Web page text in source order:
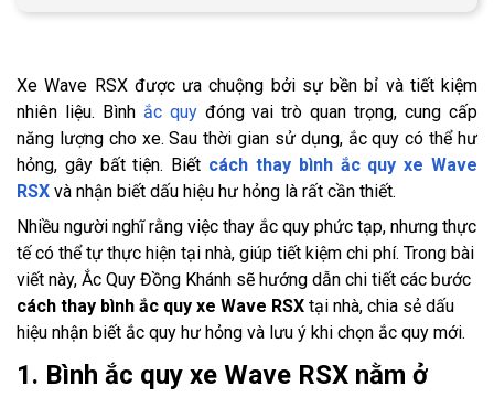
Xe Wave RSX được ưa chuộng bởi sự bền bỉ và tiết kiệm
nhiên liệu. Bình ắc quyđóng vai trò quan trọng, cung cấp
năng lượng cho xe. Sau thời gian sử dụng, ắc quy có thể hư
hỏng, gây bất tiện. Biết cách thay bình ắc quy xe Wave
RSX và nhận biết dấu hiệu hư hỏng là rất cần thiết.
Nhiều người nghĩ rằng việc thay ắc quy phức tạp, nhưng thực
tế có thể tự thực hiện tại nhà, giúp tiết kiệm chi phí. Trong bài
viết này, Ắc Quy Đồng Khánh sẽ hướng dẫn chi tiết các bước
cách thay bình ắc quy xe Wave RSX tại nhà, chia sẻ dấu
hiệu nhận biết ắc quy hư hỏng và lưu ý khi chọn ắc quy mới.
1. Bình ắc quy xe Wave RSX nằm ở